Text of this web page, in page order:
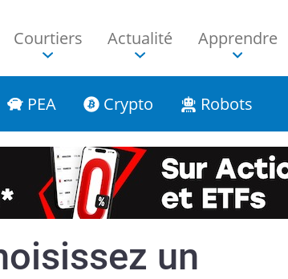
Courtiers Actualité Apprendre
PEA Crypto Robots
un